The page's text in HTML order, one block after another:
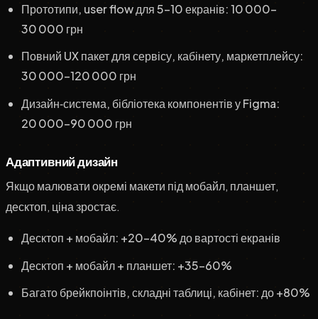
Прототипи, user flow для 5–10 екранів: 10 000–
30 000 грн
Повний UX пакет для сервісу, кабінету, маркетплейсу:
30 000–120 000 грн
Дизайн‑система, бібліотека компонентів у Figma:
20 000–90 000 грн
Адаптивний дизайн
Якщо малювати окремі макети під мобайл, планшет,
десктоп, ціна зростає.
Десктоп + мобайл: +20–40% до вартості екранів
Десктоп + мобайл + планшет: +35–60%
Багато брейкпоінтів, складні таблиці, кабінет: до +80%